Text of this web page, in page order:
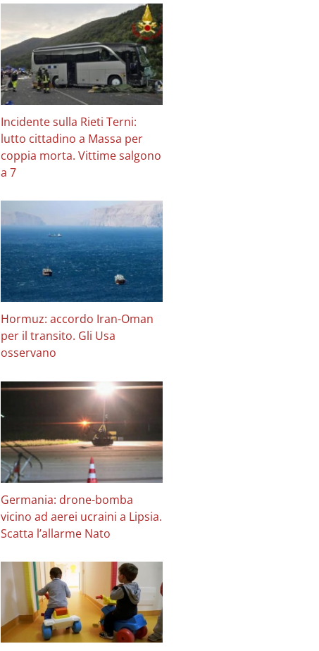
Incidente sulla Rieti Terni:
lutto cittadino a Massa per
coppia morta. Vittime salgono
a 7
Hormuz: accordo Iran-Oman
per il transito. Gli Usa
osservano
Germania: drone-bomba
vicino ad aerei ucraini a Lipsia.
Scatta l’allarme Nato